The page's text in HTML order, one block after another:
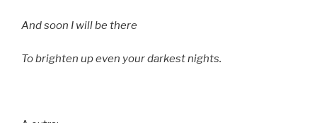
And soon I will be there
To brighten up even your darkest nights.